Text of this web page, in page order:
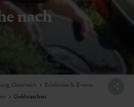
nach
Österreich
Erlebnisse & Events
Goldwaschen